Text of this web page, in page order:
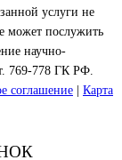
услуги не
может послужить
научно-
769-778 ГК РФ.
соглашение
Карта